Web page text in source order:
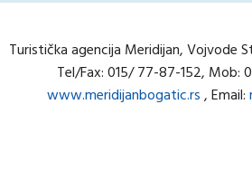
Turistička agencija Meridijan, Vojvode
Tel/Fax: 015/ 77-87-152, Mob:
www.meridijanbogatic.rs, Email: